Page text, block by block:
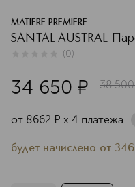
MATIERE PREMIERE
SANTAL AUSTRAL
(0)
34 650 ¤ 38 500
от 8662 ¤ х 4 платежа
будет начислено от 346